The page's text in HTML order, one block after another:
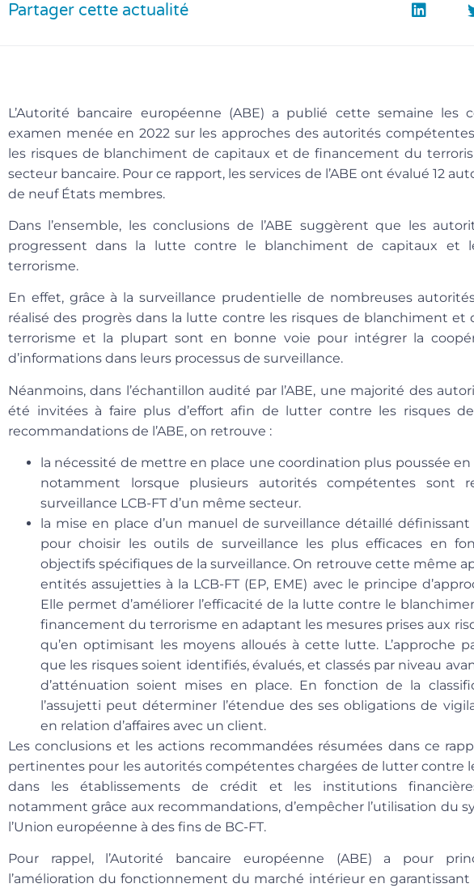
Partager cette actualité
L’Autorité bancaire européenne (ABE) a publié cette semaine les
examen menée en 2022 sur les approches des autorités
les risques de blanchiment de capitaux et de financement du
secteur bancaire. Pour ce rapport, les services de l’ABE ont évalué 12
de neuf États membres.
Dans l’ensemble, les conclusions de l’ABE suggèrent que les
progressent dans la lutte contre le blanchiment de capitaux et
terrorisme.
En effet, grâce à la surveillance prudentielle de nombreuses
réalisé des progrès dans la lutte contre les risques de blanchiment
terrorisme et la plupart sont en bonne voie pour intégrer la
d’informations dans leurs processus de surveillance.
Néanmoins, dans l’échantillon audité par l’ABE, une majorité des
été invitées à faire plus d’effort afin de lutter contre les risques
recommandations de l’ABE, on retrouve :
la nécessité de mettre en place une coordination plus poussée
notamment lorsque plusieurs autorités compétentes sont
surveillance LCB-FT d’un même secteur.
la mise en place d’un manuel de surveillance détaillé définissant
pour choisir les outils de surveillance les plus efficaces en
objectifs spécifiques de la surveillance. On retrouve cette même
entités assujetties à la LCB-FT (EP, EME) avec le principe
Elle permet d’améliorer l’efficacité de la lutte contre le
financement du terrorisme en adaptant les mesures prises aux
qu’en optimisant les moyens alloués à cette lutte. L’approche
que les risques soient identifiés, évalués, et classés par niveau
d’atténuation soient mises en place. En fonction de la
l’assujetti peut déterminer l’étendue des ses obligations de
en relation d’affaires avec un client.
Les conclusions et les actions recommandées résumées dans ce
pertinentes pour les autorités compétentes chargées de lutter contre
dans les établissements de crédit et les institutions
notamment grâce aux recommandations, d’empêcher l’utilisation du
l’Union européenne à des fins de BC-FT.
Pour rappel, l’Autorité bancaire européenne (ABE) a pour
l’amélioration du fonctionnement du marché intérieur en